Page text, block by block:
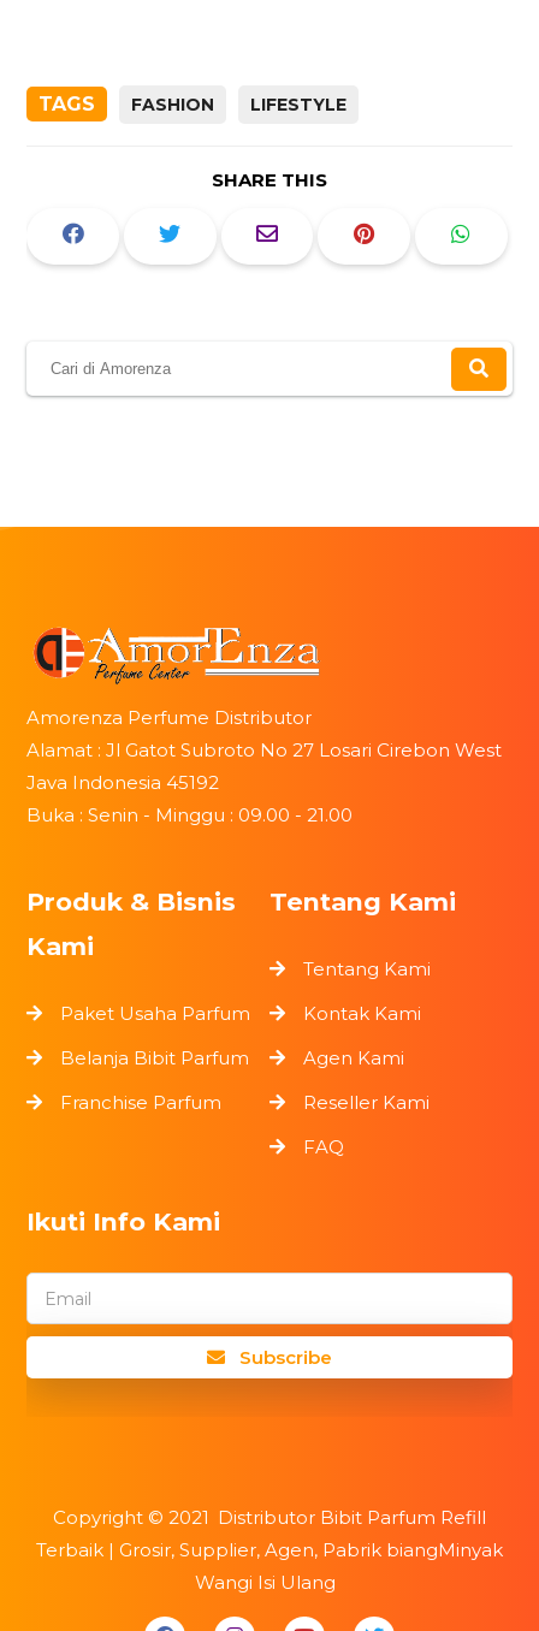
TAGS FASHION LIFESTYLE
SHARE THIS
Amorenza Perfume Distributor
Alamat : Jl Gatot Subroto No 27 Losari Cirebon West
Java Indonesia 45192
Buka : Senin - Minggu : 09.00 - 21.00
Produk & Bisnis
Kami
Paket Usaha Parfum
Belanja Bibit Parfum
Franchise Parfum
Tentang Kami
Tentang Kami
Kontak Kami
Agen Kami
Reseller Kami
FAQ
Ikuti Info Kami
Email
Subscribe
Copyright © 2021 Distributor Bibit Parfum Refill
Terbaik | Grosir, Supplier, Agen, Pabrik biangMinyak
Wangi Isi Ulang